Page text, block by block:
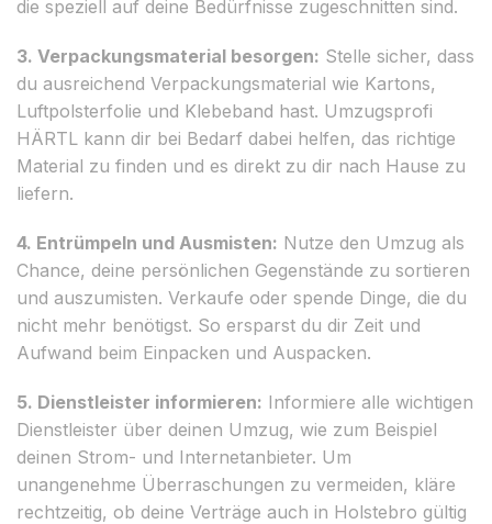
die speziell auf deine Bedürfnisse zugeschnitten sind.
3. Verpackungsmaterial besorgen: Stelle sicher, dass
du ausreichend Verpackungsmaterial wie Kartons,
Luftpolsterfolie und Klebeband hast. Umzugsprofi
HÄRTL kann dir bei Bedarf dabei helfen, das richtige
Material zu finden und es direkt zu dir nach Hause zu
liefern.
4. Entrümpeln und Ausmisten: Nutze den Umzug als
Chance, deine persönlichen Gegenstände zu sortieren
und auszumisten. Verkaufe oder spende Dinge, die du
nicht mehr benötigst. So ersparst du dir Zeit und
Aufwand beim Einpacken und Auspacken.
5. Dienstleister informieren: Informiere alle wichtigen
Dienstleister über deinen Umzug, wie zum Beispiel
deinen Strom- und Internetanbieter. Um
unangenehme Überraschungen zu vermeiden, kläre
rechtzeitig, ob deine Verträge auch in Holstebro gültig